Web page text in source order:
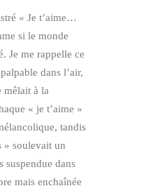
« Je t’aime…
si le monde
Je me rappelle ce
dans l’air,
mêlait à la
« je t’aime »
tandis
» soulevait un
suspendue dans
mais enchaînée